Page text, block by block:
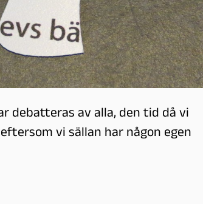
debatteras av alla, den tid då vi
vi sällan har någon egen